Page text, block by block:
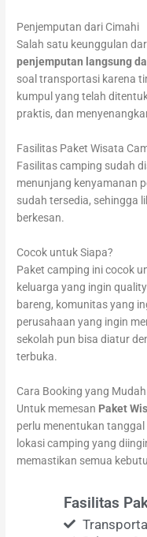
Penjemputan dari Cimahi
Salah satu keunggulan
penjemputan langsung
soal transportasi karena
kumpul yang telah
praktis, dan
Fasilitas Paket Wisata
Fasilitas camping sudah
menunjang kenyamanan
sudah tersedia, sehingga
berkesan.
Cocok untuk Siapa?
Paket camping ini cocok
keluarga yang ingin
bareng, komunitas yang
perusahaan yang ingin
sekolah pun bisa diatur
terbuka.
Cara Booking yang Mudah
Untuk memesan Paket
perlu menentukan
lokasi camping yang
memastikan semua
Fasilitas